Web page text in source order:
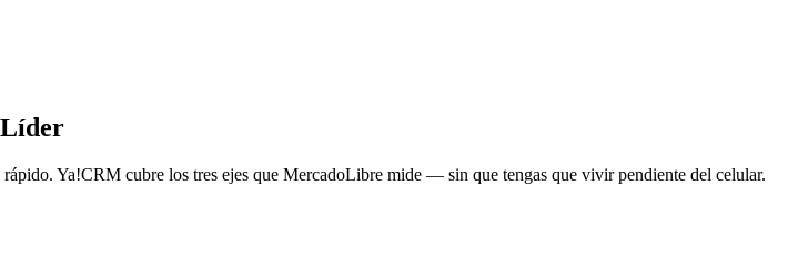
Ya!CRM cubre los tres ejes que MercadoLibre mide — sin que tengas que vivir pendiente del celular.